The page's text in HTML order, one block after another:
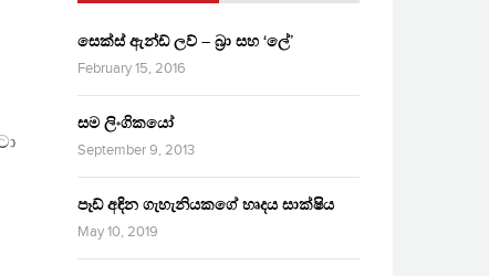
සෙක්ස් ඇන්ඩ් ලව් – බ්‍රා සහ ‘ලේ’
February 15, 2016
සම ලිංගිකයෝ
September 9, 2013
පෑඩ් අඳින ගැහැනියකගේ හෘදය සාක්ෂිය
May 10, 2019